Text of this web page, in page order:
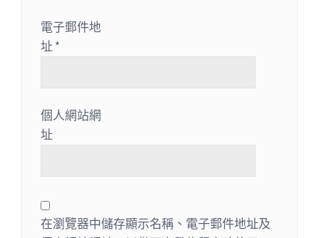
電子郵件地
址 *
個人網站網
址
在瀏覽器中儲存顯示名稱、電子郵件地址及